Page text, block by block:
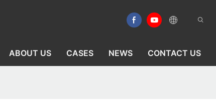
ABOUT US CASES NEWS CONTACT US